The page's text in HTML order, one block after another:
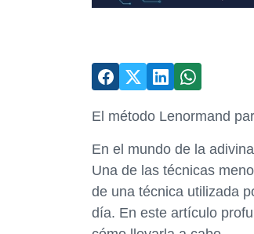
El método Lenormand
En el mundo de la
Una de las técnicas
de una técnica utilizada
día. En este artículo